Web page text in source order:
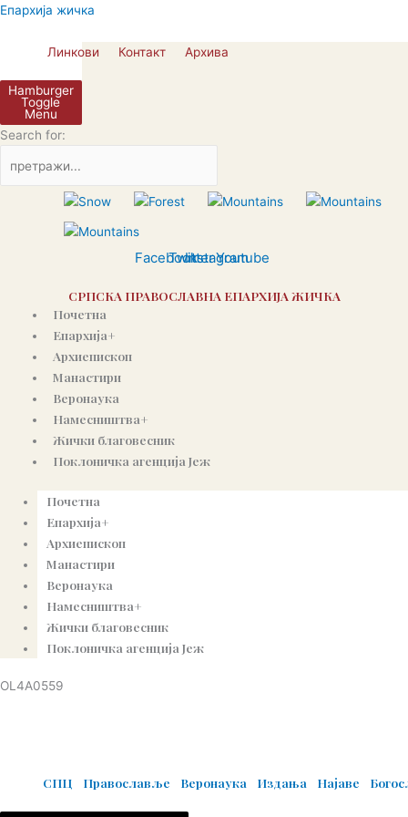
Skip
Епархија жичка
Линкови Контакт Архива
Hamburger
Toggle
Menu
Search for:
Facebook
Twitter
Instagram
Youtube
СРПСКА ПРАВОСЛАВНА ЕПАРХИЈА ЖИЧКА
Почетна
Епархија+
Архиепископ
Манастири
Веронаука
Намесништва+
Жички благовесник
Поклоничка агенција Јеж
Почетна
Епархија+
Архиепископ
Манастири
Веронаука
Намесништва+
Жички благовесник
Поклоничка агенција Јеж
OL4A0559
СПЦ Православље Веронаука Издања Најаве